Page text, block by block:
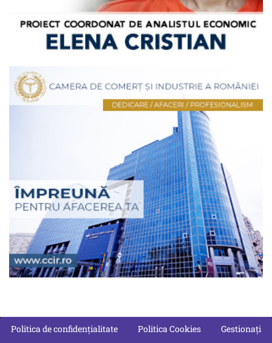
Politica de confidențialitate Politica Cookies
Gestionați